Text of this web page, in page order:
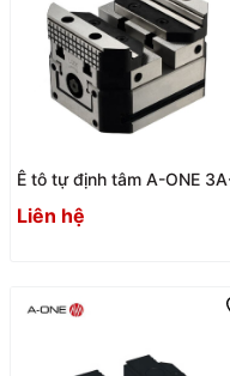
Ê tô tự định tâm A-ONE
Liên hệ